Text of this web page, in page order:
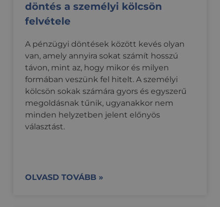
döntés a személyi kölcsön
felvétele
A pénzügyi döntések között kevés olyan
van, amely annyira sokat számít hosszú
távon, mint az, hogy mikor és milyen
formában veszünk fel hitelt. A személyi
kölcsön sokak számára gyors és egyszerű
megoldásnak tűnik, ugyanakkor nem
minden helyzetben jelent előnyös
választást.
OLVASD TOVÁBB »